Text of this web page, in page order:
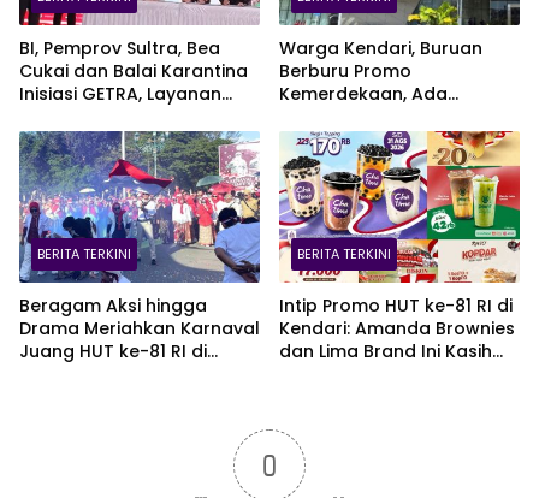
BI, Pemprov Sultra, Bea
Cukai dan Balai Karantina
Inisiasi GETRA, Layanan
Ekspor
Warga Kendari, Buruan
Berburu Promo
Kemerdekaan, Ada
EV Car
BERITA TERKINI
Beragam Aksi hingga
Drama Meriahkan Karnaval
Juang HUT ke-81 RI di
BERITA TERKINI
Intip Promo HUT ke-81 RI di
Kendari: Amanda Brownies
dan Lima Brand Ini Kasih
0